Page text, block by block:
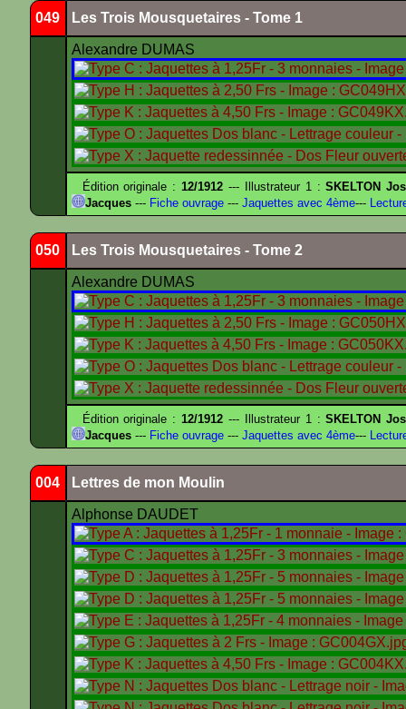
049 Les Trois Mousquetaires - Tome 1
Alexandre DUMAS
Édition originale :12/1912 --- Illustrateur 1 :SKELTON
Jacques --- Fiche ouvrage --- Jaquettes avec 4ème---
050 Les Trois Mousquetaires - Tome 2
Alexandre DUMAS
Édition originale :12/1912 --- Illustrateur 1 :SKELTON
Jacques --- Fiche ouvrage --- Jaquettes avec 4ème---
004 Lettres de mon Moulin
Alphonse DAUDET